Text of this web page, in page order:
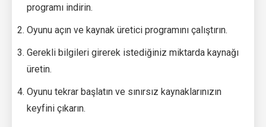
programı indirin.
Oyunu açın ve kaynak üretici programını çalıştırın.
Gerekli bilgileri girerek istediğiniz miktarda kaynağı
üretin.
Oyunu tekrar başlatın ve sınırsız kaynaklarınızın
keyfini çıkarın.